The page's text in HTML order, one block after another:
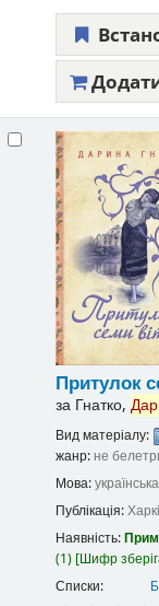
Притулок
за Гнатко,
Вид матеріалу:
жанр: не
Мова:українська
Публікація:
Наявність:
(1) Шифр
Списки: